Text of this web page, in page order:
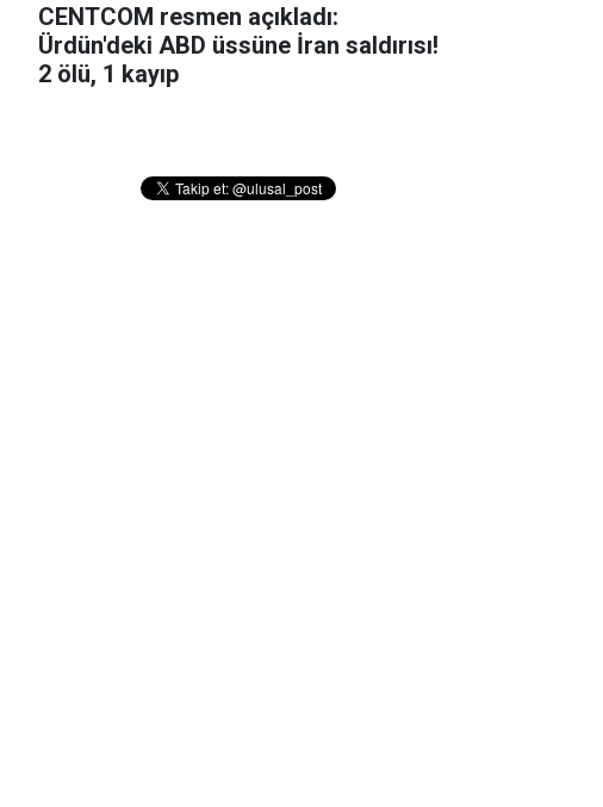
CENTCOM resmen açıkladı:
Ürdün'deki ABD üssüne İran saldırısı!
2 ölü, 1 kayıp